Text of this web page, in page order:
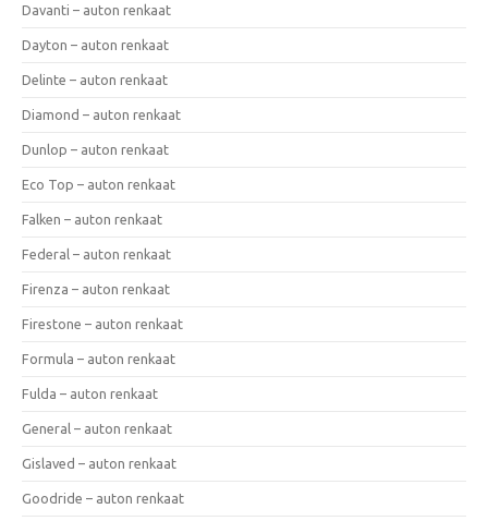
Davanti – auton renkaat
Dayton – auton renkaat
Delinte – auton renkaat
Diamond – auton renkaat
Dunlop – auton renkaat
Eco Top – auton renkaat
Falken – auton renkaat
Federal – auton renkaat
Firenza – auton renkaat
Firestone – auton renkaat
Formula – auton renkaat
Fulda – auton renkaat
General – auton renkaat
Gislaved – auton renkaat
Goodride – auton renkaat